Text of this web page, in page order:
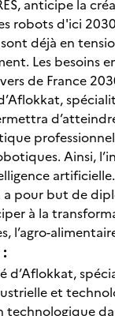
anticipe la
robots d'ici
déjà en
Les
de France
Ainsi,
artificielle.
pour but de
à la
l’agro-
d’Aflokkat,
et
technologique